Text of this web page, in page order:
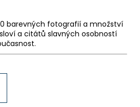
barevných fotografií a množství
a citátů slavných osobností